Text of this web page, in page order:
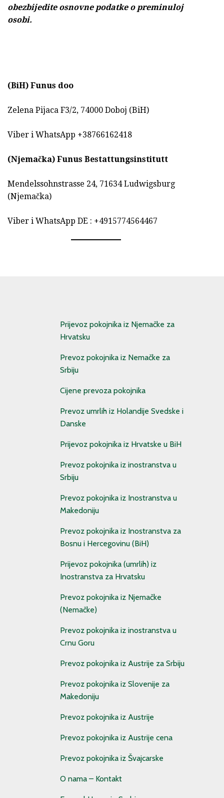
obezbijedite osnovne podatke o preminuloj
osobi.
(BiH) Funus doo
Zelena Pijaca F3/2, 74000 Doboj (BiH)
Viber i WhatsApp +38766162418
(Njemačka) Funus Bestattungsinstitutt
Mendelssohnstrasse 24, 71634 Ludwigsburg
(Njemačka)
Viber i WhatsApp DE : +4915774564467
Prijevoz pokojnika iz Njemačke za
Hrvatsku
Prevoz pokojnika iz Nemačke za
Srbiju
Cijene prevoza pokojnika
Prevoz umrlih iz Holandije Svedske i
Danske
Prijevoz pokojnika iz Hrvatske u BiH
Prevoz pokojnika iz inostranstva u
Srbiju
Prevoz pokojnika iz Inostranstva u
Makedoniju
Prevoz pokojnika iz Inostranstva za
Bosnu i Hercegovinu (BiH)
Prijevoz pokojnika (umrlih) iz
Inostranstva za Hrvatsku
Prevoz pokojnika iz Njemačke
(Nemačke)
Prevoz pokojnika iz inostranstva u
Crnu Goru
Prevoz pokojnika iz Austrije za Srbiju
Prevoz pokojnika iz Slovenije za
Makedoniju
Prevoz pokojnika iz Austrije
Prevoz pokojnika iz Austrije cena
Prevoz pokojnika iz Švajcarske
O nama – Kontakt